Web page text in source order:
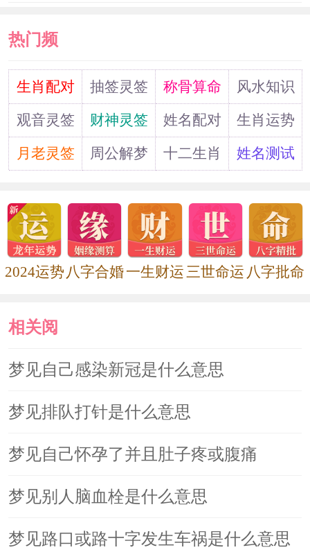
别人。
梦见陌生人患性病，靠行医，能赚
大钱。
心理学解梦
梦境解说：当孩子开始对自己的身
体感到好奇时，一个重要的发展阶段就
开始了。在这个阶段中孩子懂得了触摸
如果孩子被粗暴的对待，被粗暴地殴
打，你可能就会对碰触产生恐惧，长大
也许可以消除，但它常常在适当的时候
重现在梦境中。当一个人不再惧怕对自
的成长了。
心理分析：人在梦里可以处理自己
热门频
道生肖配对 抽签灵签 称骨算命
风水知识
观音灵签
财神灵签 姓名配对
生肖运势
月老灵签
周公解梦 十二生肖 姓名测试
2024运势 八字合婚一生财运三世命运 八字批命
相关阅
读
梦见自己感染新冠是什么意思
梦见排队打针是什么意思
梦见自己怀孕了并且肚子疼或腹痛
梦见别人脑血栓是什么意思
梦见路口或路十字发生车祸是什么意思